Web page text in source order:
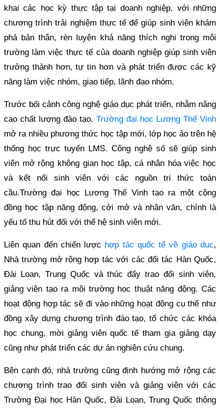
khai các học kỳ thực tập tại doanh nghiệp, với những
chương trình trải nghiệm thực tế để giúp sinh viên khám
phá bản thân, rèn luyện khả năng thích nghi trong môi
trường làm việc thực tế của doanh nghiệp giúp sinh viên
trưởng thành hơn, tự tin hơn và phát triển được các kỹ
năng làm việc nhóm, giao tiếp, lãnh đạo nhóm.
Trước bối cảnh công nghệ giáo dục phát triển, nhằm nâng
cao chất lượng đào tạo. Trường đại học Lương Thế Vinh
mở ra nhiều phương thức học tập mới, lớp học ảo trên hệ
thống học trực tuyến LMS. Công nghệ số sẽ giúp sinh
viên mở rộng không gian học tập, cá nhân hóa việc học
và kết nối sinh viên với các nguồn tri thức toàn
cầu.Trường đại học Lương Thế Vinh tạo ra một cộng
đồng học tập năng động, cởi mở và nhân văn, chính là
yếu tố thu hút đối với thế hệ sinh viên mới.
Liên quan đến chiến lược hợp tác quốc tế về giáo dục,
Nhà trường mở rộng hợp tác với các đối tác Hàn Quốc,
Đài Loan, Trung Quốc và thúc đẩy trao đổi sinh viên,
giảng viên tạo ra môi trường học thuật năng động. Các
hoạt động hợp tác sẽ đi vào những hoạt động cụ thể như
đồng xây dựng chương trình đào tạo, tổ chức các khóa
học chung, mời giảng viên quốc tế tham gia giảng dạy
cũng như phát triển các dự án nghiên cứu chung.
Bên cạnh đó, nhà trường cũng định hướng mở rộng các
chương trình trao đổi sinh viên và giảng viên với các
Trường Đại học Hàn Quốc, Đài Loan, Trung Quốc thông